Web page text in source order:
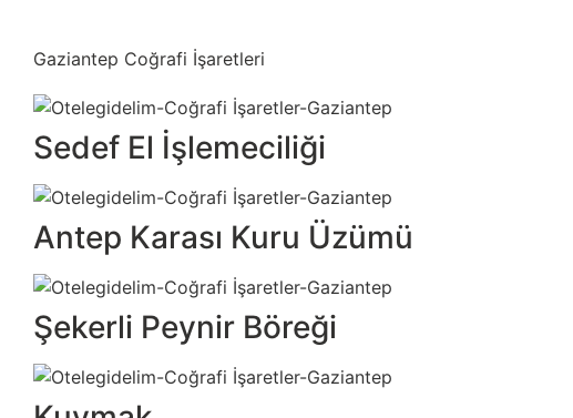
Gaziantep Coğrafi İşaretleri
Sedef El İşlemeciliği
Antep Karası Kuru Üzümü
Şekerli Peynir Böreği